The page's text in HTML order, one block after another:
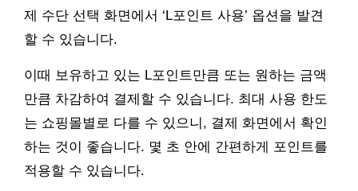
제 수단 선택 화면에서 ‘L포인트 사용’ 옵션을 발견
할 수 있습니다.
이때 보유하고 있는 L포인트만큼 또는 원하는 금액
만큼 차감하여 결제할 수 있습니다. 최대 사용 한도
는 쇼핑몰별로 다를 수 있으니, 결제 화면에서 확인
하는 것이 좋습니다. 몇 초 안에 간편하게 포인트를
적용할 수 있습니다.